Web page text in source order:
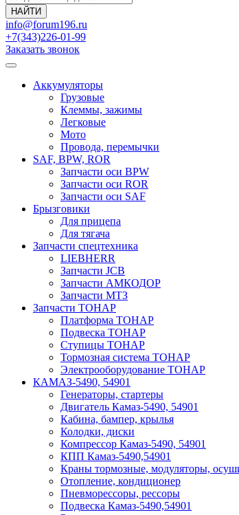
info@forum196.ru
+7(343)226-01-99
Заказать звонок
Аккумуляторы
Грузовые
Клеммы, зажимы
Легковые
Мото
Провода, перемычки
SAF, BPW, ROR
Запчасти оси BPW
Запчасти оси ROR
Запчасти оси SAF
Брызговики
Для прицепа
Для тягача
Запчасти спецтехника
LIEBHERR
Запчасти JCB
Запчасти АМКОДОР
Запчасти МТЗ
Запчасти ТОНАР
Платформа ТОНАР
Подвеска ТОНАР
Ступицы ТОНАР
Тормозная система ТОНАР
Электрооборудование ТОНАР
КАМАЗ-5490, 54901
Генераторы, стартеры
Двигатель Камаз-5490, 54901
Кабина, бампер, крылья
Колодки, диски
Компрессор Камаз-5490, 54901
КПП Камаз-5490,54901
Краны тормозные, модуляторы,
Отопление, кондиционер
Пневморессоры, рессоры
Подвеска Камаз-5490,54901